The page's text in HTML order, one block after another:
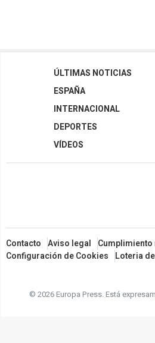
ÚLTIMAS NOTICIAS
ESPAÑA
INTERNACIONAL
DEPORTES
VÍDEOS
Contacto Aviso legal
Configuración de Cookies
Loteria
© 2026 Europa Press.Está